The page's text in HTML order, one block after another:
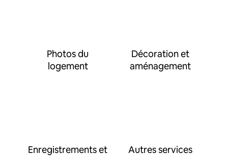
Photos du
logement
Décoration et
aménagement
Enregistrements et Autres services